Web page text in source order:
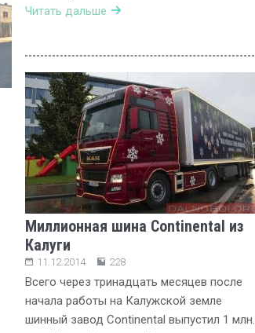
Читать дальше
Миллионная шина Continental из
Калуги
11.12.2014 228
Всего через тринадцать месяцев после
начала работы на Калужской земле
шинный завод Continental выпустил 1 млн.